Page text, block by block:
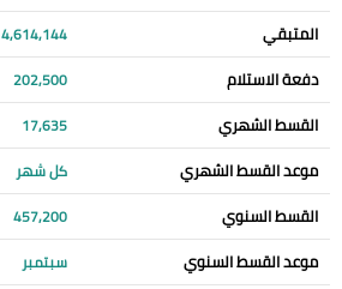
المتبقي 4,614,144
دفعة الاستلام 202,500
القسط الشهري 17,635
موعد القسط الشهري كل شهر
القسط السنوي 457,200
موعد القسط السنوي سبتمبر